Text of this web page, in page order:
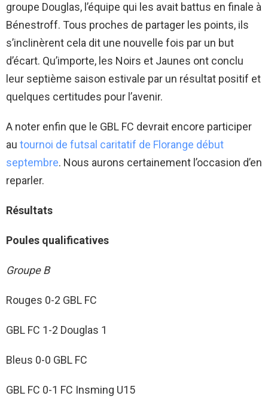
groupe Douglas, l’équipe qui les avait battus en finale à
Bénestroff. Tous proches de partager les points, ils
s’inclinèrent cela dit une nouvelle fois par un but
d’écart. Qu’importe, les Noirs et Jaunes ont conclu
leur septième saison estivale par un résultat positif et
quelques certitudes pour l’avenir.
A noter enfin que le GBL FC devrait encore participer
au tournoi de futsal caritatif de Florange début
septembre. Nous aurons certainement l’occasion d’en
reparler.
Résultats
Poules qualificatives
Groupe B
Rouges 0-2 GBL FC
GBL FC 1-2 Douglas 1
Bleus 0-0 GBL FC
GBL FC 0-1 FC Insming U15